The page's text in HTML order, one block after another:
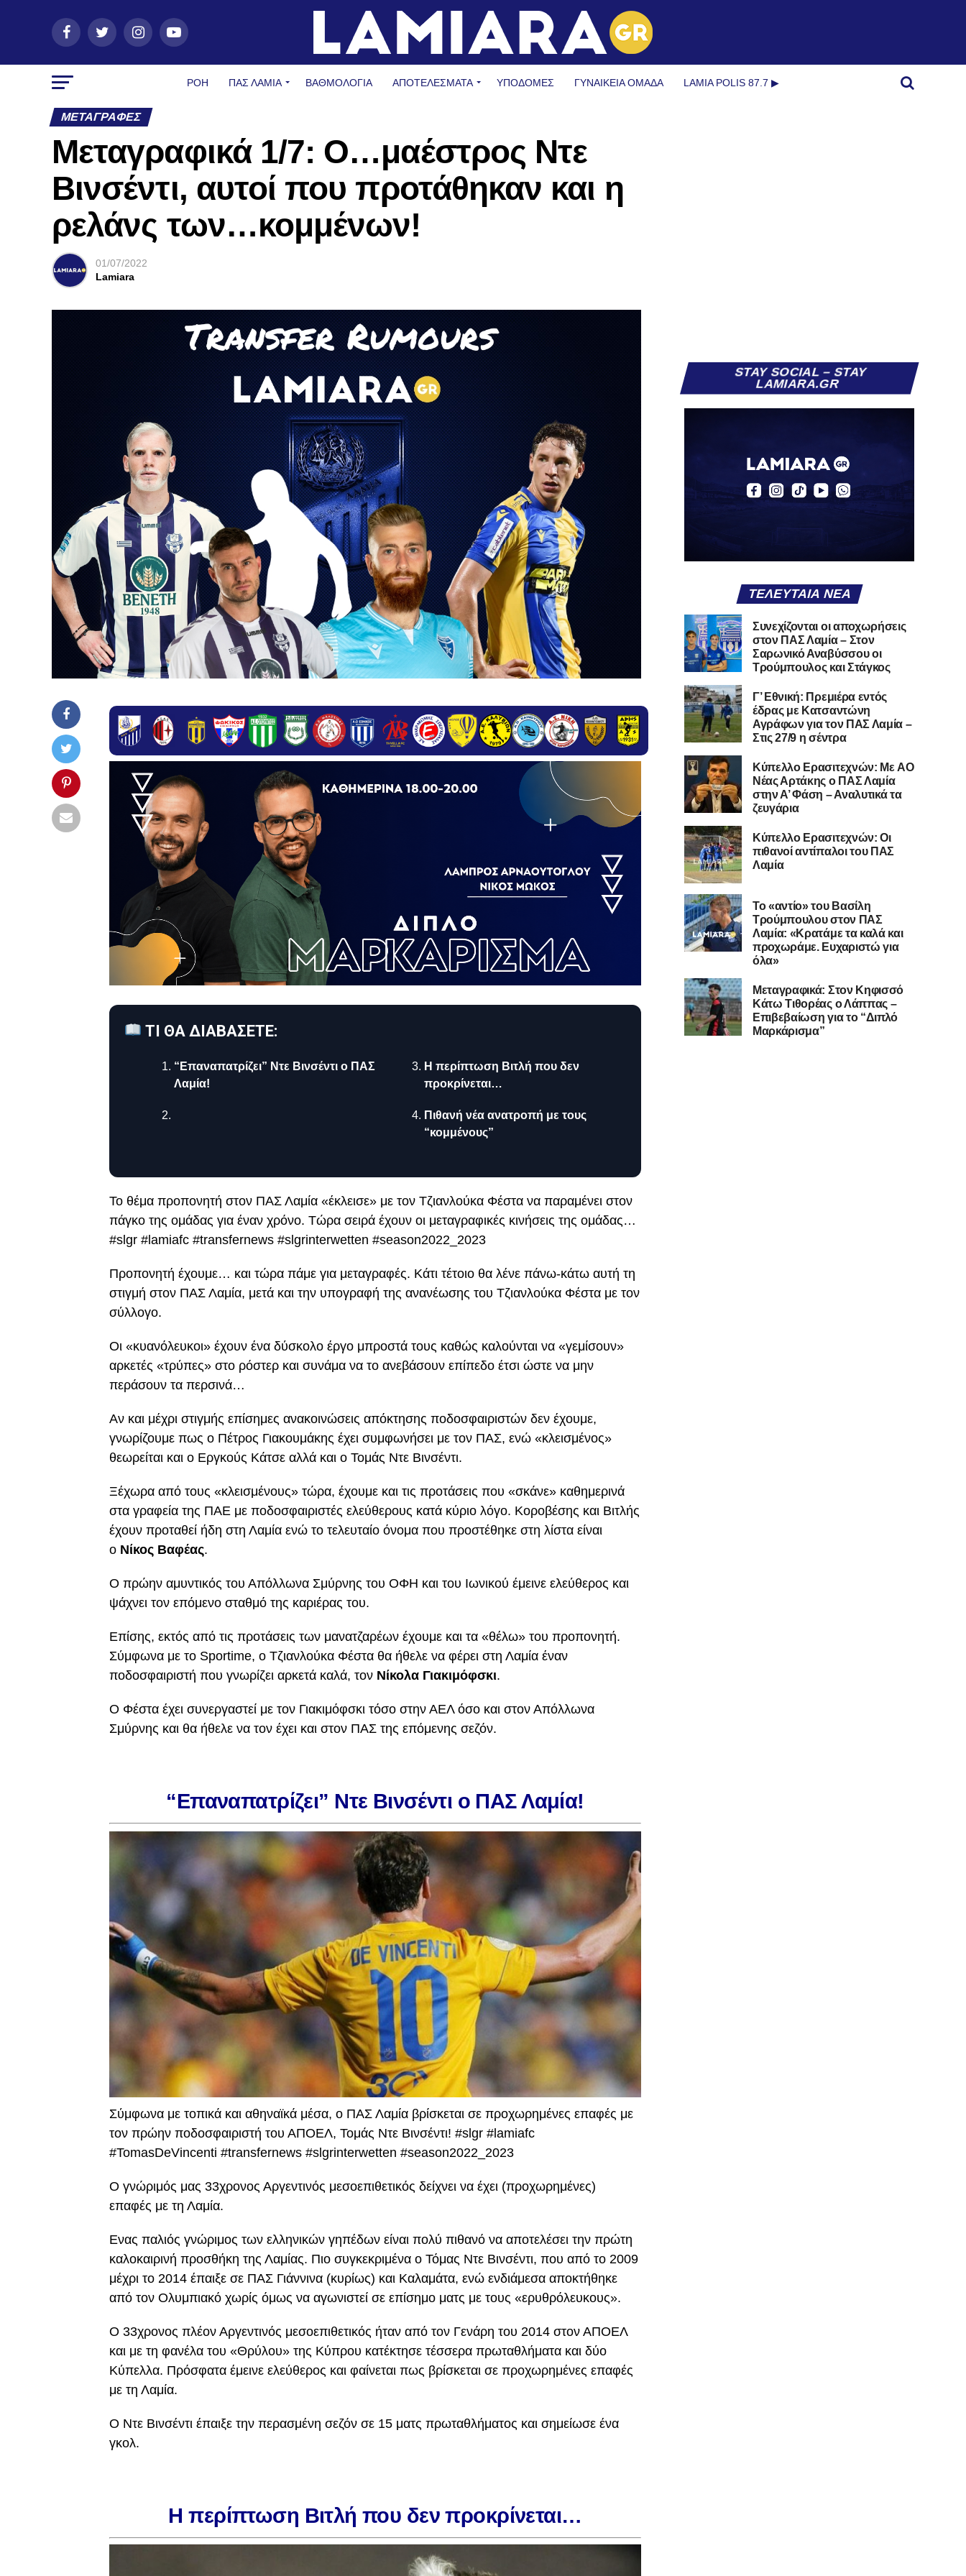
ΡΟΗ ΠΑΣ ΛΑΜΊΑ ΒΑΘΜΟΛΟΓΙΑ ΑΠΟΤΕΛΕΣΜΑΤΑ ΥΠΟΔΟΜΈΣ ΓΥΝΑΙΚΕΊΑ ΟΜΆΔΑ LAMIA POLIS 87.7 ▶︎
ΜΕΤΑΓΡΑΦΈΣ
Μεταγραφικά 1/7: Ο…μαέστρος Ντε
Βινσέντι, αυτοί που προτάθηκαν και η
ρελάνς των…κομμένων!
01/07/2022
Lamiara
ΤΙ ΘΑ ΔΙΑΒΑΣΕΤΕ:
“Επαναπατρίζει” Ντε Βινσέντι ο ΠΑΣ
Λαμία!
Η περίπτωση Βιτλή που δεν
προκρίνεται…
Πιθανή νέα ανατροπή με τους
“κομμένους”
Το θέμα προπονητή στον ΠΑΣ Λαμία «έκλεισε» με τον Τζιανλούκα Φέστα να παραμένει στον
πάγκο της ομάδας για έναν χρόνο. Τώρα σειρά έχουν οι μεταγραφικές κινήσεις της ομάδας…
#slgr #lamiafc #transfernews #slgrinterwetten #season2022_2023
Προπονητή έχουμε… και τώρα πάμε για μεταγραφές. Κάτι τέτοιο θα λένε πάνω-κάτω αυτή τη
στιγμή στον ΠΑΣ Λαμία, μετά και την υπογραφή της ανανέωσης του Τζιανλούκα Φέστα με τον
σύλλογο.
Οι «κυανόλευκοι» έχουν ένα δύσκολο έργο μπροστά τους καθώς καλούνται να «γεμίσουν»
αρκετές «τρύπες» στο ρόστερ και συνάμα να το ανεβάσουν επίπεδο έτσι ώστε να μην
περάσουν τα περσινά…
Αν και μέχρι στιγμής επίσημες ανακοινώσεις απόκτησης ποδοσφαιριστών δεν έχουμε,
γνωρίζουμε πως ο Πέτρος Γιακουμάκης έχει συμφωνήσει με τον ΠΑΣ, ενώ «κλεισμένος»
θεωρείται και ο Εργκούς Κάτσε αλλά και ο Τομάς Ντε Βινσέντι.
Ξέχωρα από τους «κλεισμένους» τώρα, έχουμε και τις προτάσεις που «σκάνε» καθημερινά
στα γραφεία της ΠΑΕ με ποδοσφαιριστές ελεύθερους κατά κύριο λόγο. Κοροβέσης και Βιτλής
έχουν προταθεί ήδη στη Λαμία ενώ το τελευταίο όνομα που προστέθηκε στη λίστα είναι
ο Νίκος Βαφέας.
Ο πρώην αμυντικός του Απόλλωνα Σμύρνης του ΟΦΗ και του Ιωνικού έμεινε ελεύθερος και
ψάχνει τον επόμενο σταθμό της καριέρας του.
Επίσης, εκτός από τις προτάσεις των μανατζαρέων έχουμε και τα «θέλω» του προπονητή.
Σύμφωνα με το Sportime, ο Τζιανλούκα Φέστα θα ήθελε να φέρει στη Λαμία έναν
ποδοσφαιριστή που γνωρίζει αρκετά καλά, τον Νίκολα Γιακιμόφσκι.
Ο Φέστα έχει συνεργαστεί με τον Γιακιμόφσκι τόσο στην ΑΕΛ όσο και στον Απόλλωνα
Σμύρνης και θα ήθελε να τον έχει και στον ΠΑΣ της επόμενης σεζόν.
“Επαναπατρίζει” Ντε Βινσέντι ο ΠΑΣ Λαμία!
Σύμφωνα με τοπικά και αθηναϊκά μέσα, ο ΠΑΣ Λαμία βρίσκεται σε προχωρημένες επαφές με
τον πρώην ποδοσφαιριστή του ΑΠΟΕΛ, Τομάς Ντε Βινσέντι! #slgr #lamiafc
#TomasDeVincenti #transfernews #slgrinterwetten #season2022_2023
Ο γνώριμός μας 33χρονος Αργεντινός μεσοεπιθετικός δείχνει να έχει (προχωρημένες)
επαφές με τη Λαμία.
Ενας παλιός γνώριμος των ελληνικών γηπέδων είναι πολύ πιθανό να αποτελέσει την πρώτη
καλοκαιρινή προσθήκη της Λαμίας. Πιο συγκεκριμένα ο Τόμας Ντε Βινσέντι, που από το 2009
μέχρι το 2014 έπαιξε σε ΠΑΣ Γιάννινα (κυρίως) και Καλαμάτα, ενώ ενδιάμεσα αποκτήθηκε
από τον Ολυμπιακό χωρίς όμως να αγωνιστεί σε επίσημο ματς με τους «ερυθρόλευκους».
Ο 33χρονος πλέον Αργεντινός μεσοεπιθετικός ήταν από τον Γενάρη του 2014 στον ΑΠΟΕΛ
και με τη φανέλα του «Θρύλου» της Κύπρου κατέκτησε τέσσερα πρωταθλήματα και δύο
Κύπελλα. Πρόσφατα έμεινε ελεύθερος και φαίνεται πως βρίσκεται σε προχωρημένες επαφές
με τη Λαμία.
Ο Ντε Βινσέντι έπαιξε την περασμένη σεζόν σε 15 ματς πρωταθλήματος και σημείωσε ένα
γκολ.
Η περίπτωση Βιτλή που δεν προκρίνεται…
STAY SOCIAL – STAY
LAMIARA.GR
ΤΕΛΕΥΤΑΊΑ ΝΈΑ
Συνεχίζονται οι αποχωρήσεις
στον ΠΑΣ Λαμία – Στον
Σαρωνικό Αναβύσσου οι
Τρούμπουλος και Στάγκος
Γ’ Εθνική: Πρεμιέρα εντός
έδρας με Κατσαντώνη
Αγράφων για τον ΠΑΣ Λαμία –
Στις 27/9 η σέντρα
Kύπελλο Ερασιτεχνών: Με AO
Nέας Αρτάκης ο ΠΑΣ Λαμία
στην Α’ Φάση – Αναλυτικά τα
ζευγάρια
Κύπελλο Ερασιτεχνών: Οι
πιθανοί αντίπαλοι του ΠΑΣ
Λαμία
Το «αντίο» του Βασίλη
Τρούμπουλου στον ΠΑΣ
Λαμία: «Κρατάμε τα καλά και
προχωράμε. Ευχαριστώ για
όλα»
Μεταγραφικά: Στον Κηφισσό
Κάτω Τιθορέας ο Λάππας –
Επιβεβαίωση για το “Διπλό
Μαρκάρισμα”